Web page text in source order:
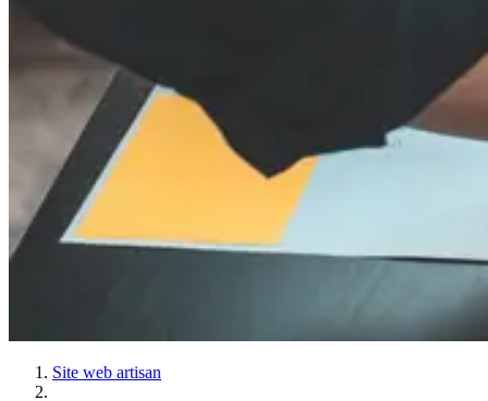
Site web artisan